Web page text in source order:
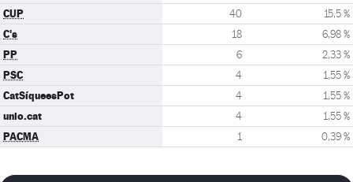
CUP 40 15,5 %
C's 18 6,98 %
PP 6 2,33 %
PSC 4 1,55 %
CatSíqueesPot 4 1,55 %
unio.cat 4 1,55 %
PACMA 1 0,39 %